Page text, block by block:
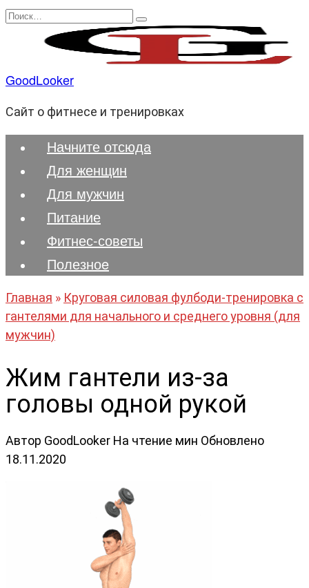
Перейти
содержанию
Search
GoodLooker
Сайт о фитнесе и тренировках
Начните отсюда
Для женщин
Для мужчин
Питание
Фитнес-советы
Полезноe
Главная » Круговая силовая фулбоди-тренировка с
гантелями для начального и среднего уровня (для
мужчин)
Жим гантели из-за
головы одной рукой
Автор GoodLooker На чтение мин Обновлено
18.11.2020